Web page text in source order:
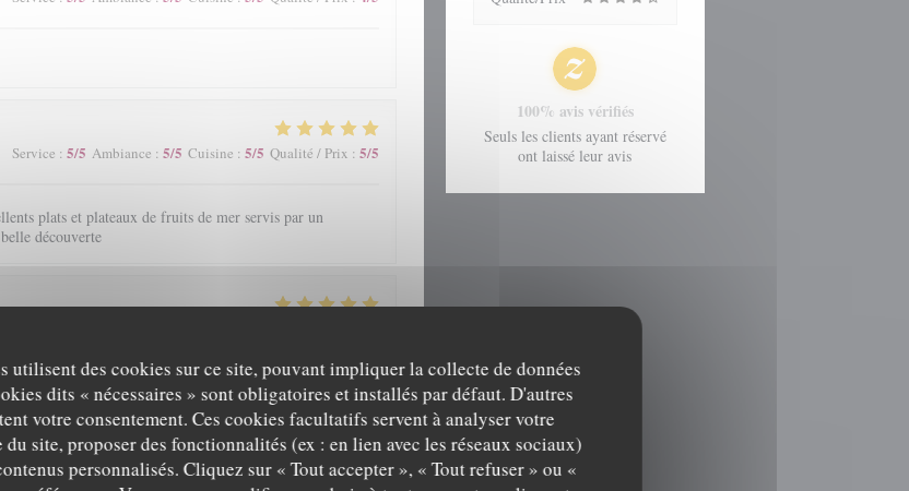
utilisent des cookies sur ce site, pouvant impliquer la collecte de données
dits « nécessaires » sont obligatoires et installés par défaut. D'autres
votre consentement. Ces cookies facultatifs servent à analyser votre
site, proposer des fonctionnalités (ex : en lien avec les réseaux sociaux)
personnalisés. Cliquez sur « Tout accepter », « Tout refuser » ou «
Service : 5/5 Ambiance : 5/5 Cuisine : 5/5 Qualité / Prix : 5/5
plats et plateaux de fruits de mer servis par un
découverte
Service:5 /5 Ambiance:4/5 Cuisine:5/5 Qualité / Prix:4/5
100% avis vérifiés
Seuls les clients ayant réservé
ont laissé leur avis